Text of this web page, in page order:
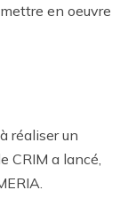
en oeuvre
réaliser un
CRIM a lancé,